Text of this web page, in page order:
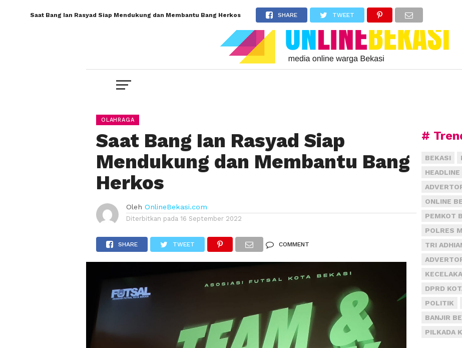
Saat Bang Ian Rasyad Siap Mendukung dan Membantu Bang Herkos SHARE TWEET
OLAHRAGA
Saat Bang Ian Rasyad Siap
Mendukung dan Membantu Bang
Herkos
Oleh OnlineBekasi.com
Diterbitkan pada 16 September 2022
SHARE TWEET COMMENT
#
BEKASI
HEADLINE
ONLINE
PEMKOT
POLRES
TRI
DPRD
POLITIK
BANJIR
PILKADA